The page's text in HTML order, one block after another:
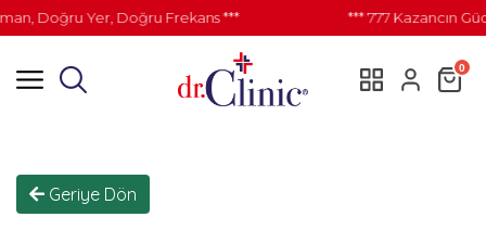
Doğru Yer, Doğru Frekans *** *** 777 Kazancın
0
Geriye Dön